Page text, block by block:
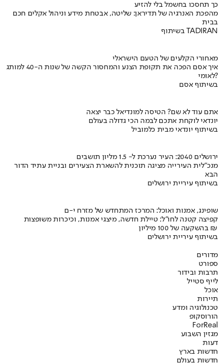
כך תחסכו בחשמל בלי להזיע
מהפכת האנרגיה של תדיראן: שליטה, אבטחת מידע וניהול אקלים חכם
בבית
בשיתוף TADIRAN
מאחורי הקלעים של הטעם הישראלי
איך אסם הפכה את תקופת הצנע והמחסור הקשה של שנות ה-40 למותג
לאומי?
בשיתוף אסם
אתם עוד לא שם? הטיסה למונדיאל כבר יצאה
יונדאי לוקחת אתכם לבמה הכי גדולה בעולם
בשיתוף יונדאי מבית כלמוביל
ירושלים 2040: העיר נערכת ל- 1.5 מליון תושבים
מנכ"לית העירייה מציגה תוכנית להשארת הצעירים ובניית עתיד הדור
הבא
בשיתוף עיריית ירושלים
שופינג, אמנות ואוכל: המרכז המתחדש של מזרח י-ם
קפיצה קטנה לחו"ל: טיילת חדשה, מיצגי אמנות, וכיכרות משופצות
בהשקעה של 100 מיליון ₪
בשיתוף עיריית ירושלים
מדורים
ספורט
תרבות ובידור
לייף סטייל
אוכל
תיירות
טכנולוגיה ומדע
הורוסקופ
ForReal
מגזין השבוע
דעות
חדשות בארץ
חדשות בעולם